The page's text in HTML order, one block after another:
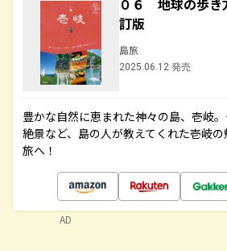
０６ 地球の歩
訂版
島旅
2025.06.12 発売
豊かな自然に恵まれた神々の島、壱岐
絶景など、島の人が教えてくれた壱岐
旅へ！
AD